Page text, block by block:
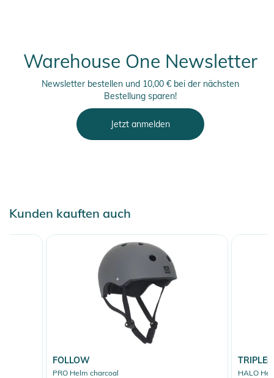
Warehouse One Newsletter
Newsletter bestellen und 10,00 € bei der nächsten
Bestellung sparen!
Jetzt anmelden
Kunden kauften auch
FOLLOW
PRO Helm charcoal
TRIPLE8
HALO